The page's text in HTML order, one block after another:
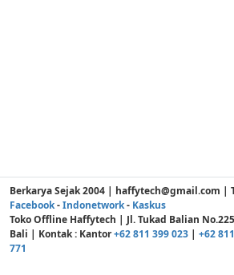
Berkarya Sejak 2004 | haffytech@gmail.com |
Facebook-Indonetwork- Kaskus
Toko Offline Haffytech | Jl. Tukad Balian
Bali | Kontak : Kantor+62 811 399 023 | +62
771